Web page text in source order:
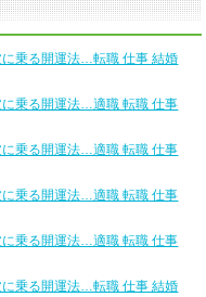
乗る開運法…転職 仕事 結婚
乗る開運法…適職 転職 仕事
乗る開運法…適職 転職 仕事
乗る開運法…適職 転職 仕事
乗る開運法…適職 転職 仕事
乗る開運法…転職 仕事 結婚